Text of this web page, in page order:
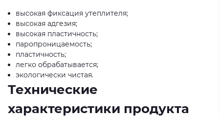
высокая фиксация утеплителя;
высокая адгезия;
высокая пластичность;
паропроницаемость;
пластичность;
легко обрабатывается;
экологически чистая.
Технические
характеристики продукта